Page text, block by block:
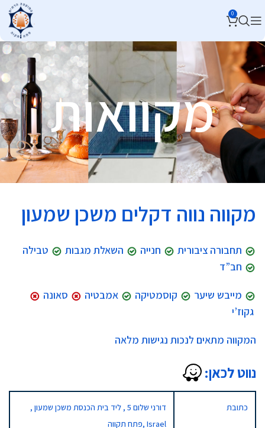
0
מקוואות
מקווה נווה דקלים משכן שמעון
תחבורה ציבורית חנייה השאלת מגבות
טבילה
חב”ד
מייבש שיער קוסמטיקה אמבטיה
סאונה
גקוז’י
המקווה מתאים לנכות נגישות מלאה
נווט לכאן:
כתובת
דורני שלום 5 , ליד בית הכנסת משכן שמעון ,
פתח תקווה, Israel